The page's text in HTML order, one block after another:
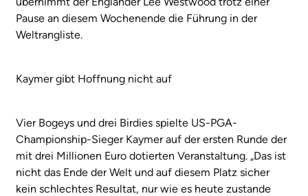
Pause an diesem Wochenende die Führung in der
Weltrangliste.
Kaymer gibt Hoffnung nicht auf
Vier Bogeys und drei Birdies spielte US-PGA-
Championship-Sieger Kaymer auf der ersten Runde der
mit drei Millionen Euro dotierten Veranstaltung. „Das ist
nicht das Ende der Welt und auf diesem Platz sicher
kein schlechtes Resultat, nur wie es heute zustande